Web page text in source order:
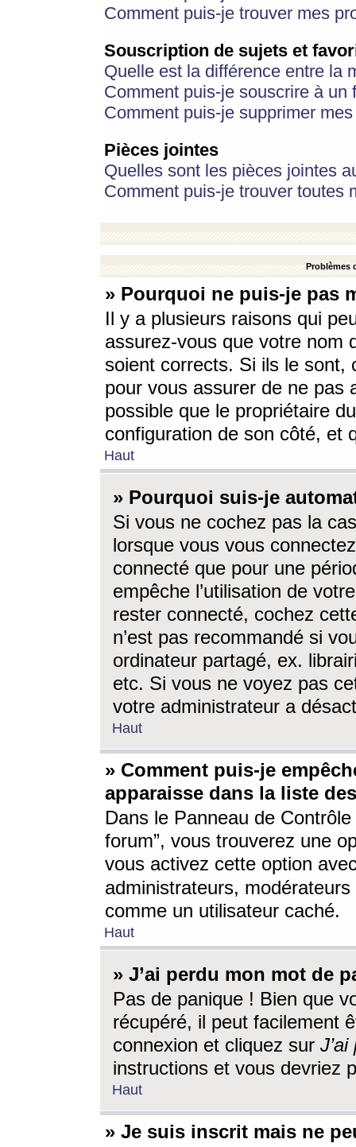
Comment puis-je trouver mes
Souscription de sujets et
Quelle est la différence entre la
Comment puis-je souscrire à
Comment puis-je supprimer
Pièces jointes
Quelles sont les pièces jointes
Comment puis-je trouver toutes
Problèmes
» Pourquoi ne puis-je pas
Il y a plusieurs raisons qui
assurez-vous que votre nom
soient corrects. Si ils le sont,
pour vous assurer de ne pas
possible que le propriétaire
configuration de son côté, et
Haut
» Pourquoi suis-je
Si vous ne cochez pas la
lorsque vous vous
connecté que pour une
empêche l’utilisation de
rester connecté, cochez
n’est pas recommandé si
ordinateur partagé, ex.
etc. Si vous ne voyez pas
votre administrateur a
Haut
» Comment puis-je
apparaisse dans la liste
Dans le Panneau de
forum”, vous trouverez une
vous activez cette option
administrateurs,
comme un utilisateur caché.
Haut
» J’ai perdu mon mot de
Pas de panique ! Bien que
récupéré, il peut facilement
connexion et cliquez sur
instructions et vous devriez
Haut
» Je suis inscrit mais ne